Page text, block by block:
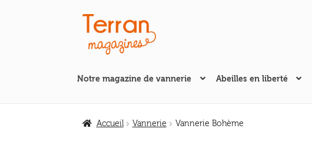
Aller
à
la
Aller
au
contenu
Notre magazine de vannerie Abeilles en liberté
Accueil Vannerie Vannerie Bohème